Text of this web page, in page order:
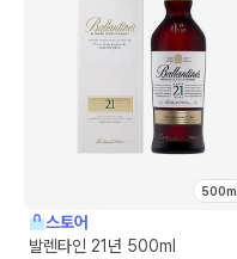
500ml
스토어
발렌타인 21년 500ml